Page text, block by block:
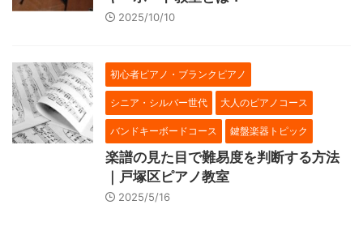
2025/10/10
初心者ピアノ・ブランクピアノ
シニア・シルバー世代 大人のピアノコース
バンドキーボードコース 鍵盤楽器トピック
楽譜の見た目で難易度を判断する方法
｜戸塚区ピアノ教室
2025/5/16